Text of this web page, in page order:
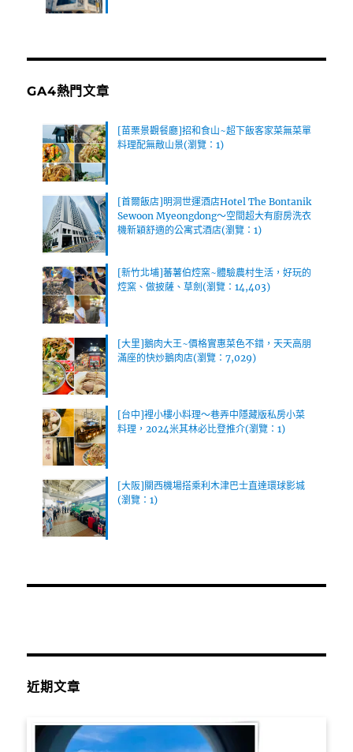
GA4熱門文章
[苗栗景觀餐廳]招和食山~超下飯客家菜無菜單
料理配無敵山景(瀏覽：1)
[首爾飯店]明洞世運酒店Hotel The Bontanik
Sewoon Myeongdong～空間超大有廚房洗衣
機新穎舒適的公寓式酒店(瀏覽：1)
[新竹北埔]蕃薯伯焢窯~體驗農村生活，好玩的
焢窯、做披薩、草劍(瀏覽：14,403)
[大里]鵝肉大王~價格實惠菜色不錯，天天高朋
滿座的快炒鵝肉店(瀏覽：7,029)
[台中]裡小樓小料理～巷弄中隱藏版私房小菜
料理，2024米其林必比登推介(瀏覽：1)
[大阪]關西機場搭乘利木津巴士直達環球影城
(瀏覽：1)
近期文章